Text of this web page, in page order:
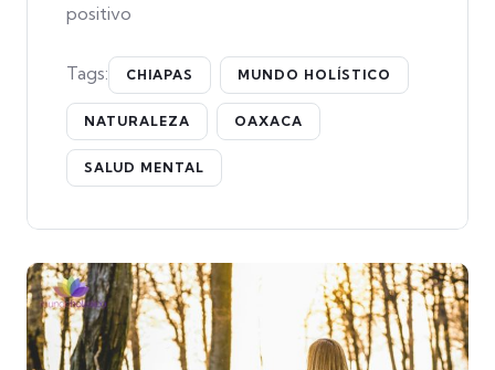
positivo
Tags: CHIAPAS MUNDO HOLÍSTICO
NATURALEZA OAXACA
SALUD MENTAL